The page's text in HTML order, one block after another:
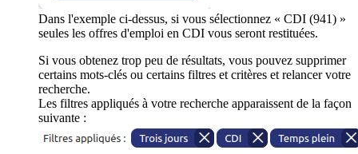
Dans l'exemple ci-dessus, si vous sélectionnez « CDI (941) »
seules les offres d'emploi en CDI vous seront restituées.
Si vous obtenez trop peu de résultats, vous pouvez supprimer
certains mots-clés ou certains filtres et critères et relancer votre
recherche.
Les filtres appliqués à votre recherche apparaissent de la façon
suivante :